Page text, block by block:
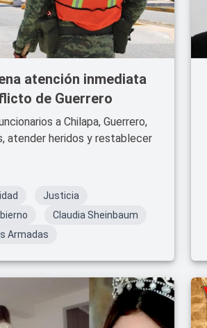
atención inmediata
de Guerrero
a Chilapa, Guerrero,
atender heridos y restablecer
Justicia
Claudia Sheinbaum
Armadas